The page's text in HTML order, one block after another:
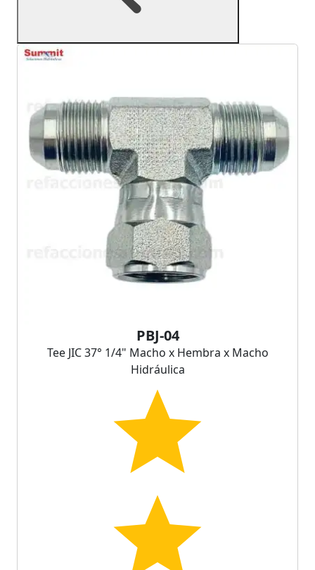
PBJ-04
Tee JIC 37° 1/4" Macho x Hembra x Macho
Hidráulica